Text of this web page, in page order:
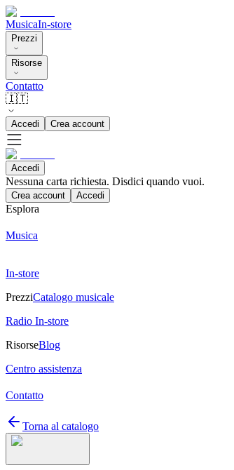
MusicaIn-store
Prezzi
Risorse
Contatto
🇮🇹
Accedi Crea account
Accedi
Nessuna carta richiesta. Disdici quando vuoi.
Crea account Accedi
Esplora
Musica
In-store
PrezziCatalogo musicale
Radio In-store
RisorseBlog
Centro assistenza
Contatto
Torna al catalogo